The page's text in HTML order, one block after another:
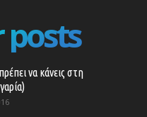
να κάνεις στη